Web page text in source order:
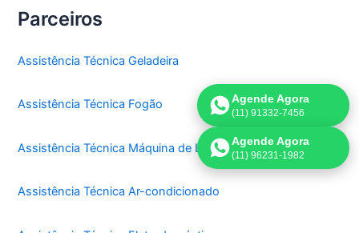
Parceiros
Assistência Técnica Geladeira
Assistência Técnica Fogão
Assistência Técnica Máquina de Lavar
Assistência Técnica Ar-condicionado
Agende Agora
(11) 91332-7456
Agende Agora
(11) 96231-1982